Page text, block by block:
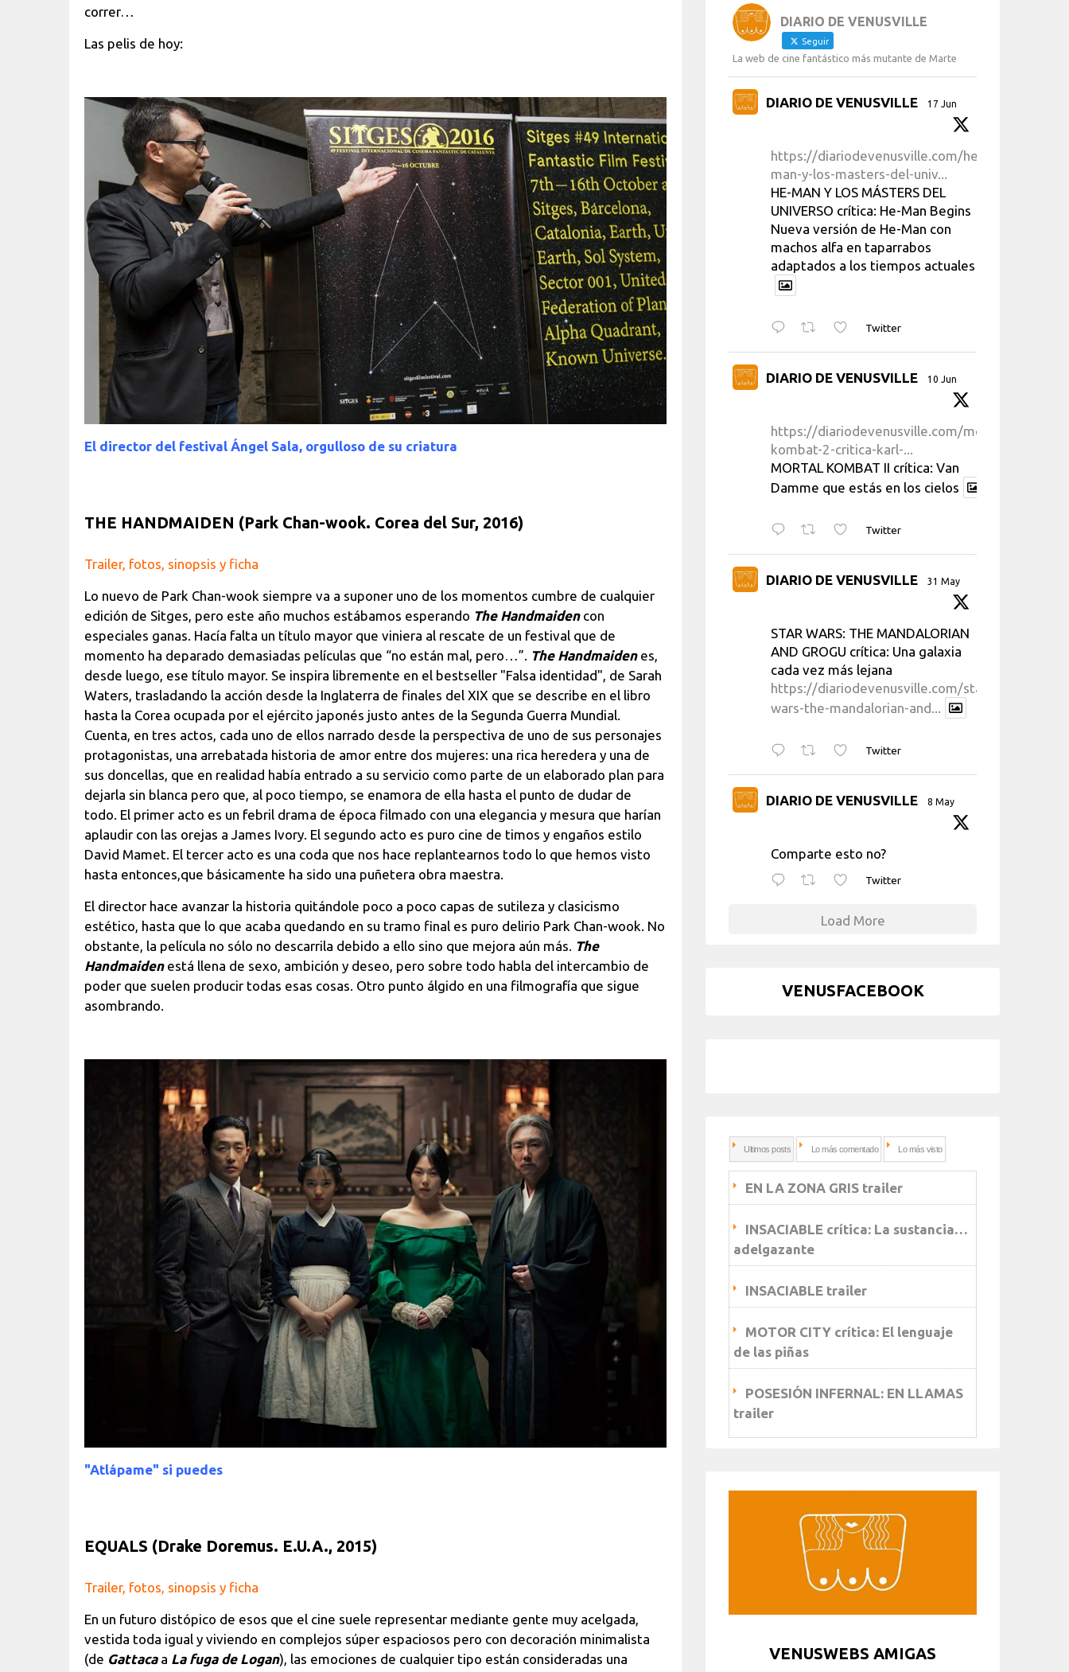
correr…
Las pelis de hoy:
El director del festival Ángel Sala, orgulloso de su criatura
THE HANDMAIDEN (Park Chan-wook. Corea del Sur, 2016)
Trailer, fotos, sinopsis y ficha
Lo nuevo de Park Chan-wook siempre va a suponer uno de los momentos cumbre de cualquier
edición de Sitges, pero este año muchos estábamos esperando The Handmaidencon
especiales ganas. Hacía falta un título mayor que viniera al rescate de un festival que de
momento ha deparado demasiadas películas que “no están mal, pero…”. The Handmaidenes,
desde luego, ese título mayor. Se inspira libremente en el bestseller "Falsa identidad", de Sarah
Waters, trasladando la acción desde la Inglaterra de finales del XIX que se describe en el libro
hasta la Corea ocupada por el ejército japonés justo antes de la Segunda Guerra Mundial.
Cuenta, en tres actos, cada uno de ellos narrado desde la perspectiva de uno de sus personajes
protagonistas, una arrebatada historia de amor entre dos mujeres: una rica heredera y una de
sus doncellas, que en realidad había entrado a su servicio como parte de un elaborado plan para
dejarla sin blanca pero que, al poco tiempo, se enamora de ella hasta el punto de dudar de
todo. El primer acto es un febril drama de época filmado con una elegancia y mesura que harían
aplaudir con las orejas a James Ivory. El segundo acto es puro cine de timos y engaños estilo
David Mamet. El tercer acto es una coda que nos hace replantearnos todo lo que hemos visto
hasta entonces,que básicamente ha sido una puñetera obra maestra.
El director hace avanzar la historia quitándole poco a poco capas de sutileza y clasicismo
estético, hasta que lo que acaba quedando en su tramo final es puro delirio Park Chan-wook. No
obstante, la película no sólo no descarrila debido a ello sino que mejora aún más. The
Handmaidenestá llena de sexo, ambición y deseo, pero sobre todo habla del intercambio de
poder que suelen producir todas esas cosas. Otro punto álgido en una filmografía que sigue
asombrando.
"Atlápame" si puedes
EQUALS (Drake Doremus. E.U.A., 2015)
Trailer, fotos, sinopsis y ficha
En un futuro distópico de esos que el cine suele representar mediante gente muy acelgada,
vestida toda igual y viviendo en complejos súper espaciosos pero con decoración minimalista
(de Gattacaa La fuga de Logan), las emociones de cualquier tipo están consideradas una
DIARIO DE VENUSVILLE
Seguir
La web de cine fantástico más mutante de Marte
DIARIO DE VENUSVILLE 17 Jun
https://diariodevenusville.com/he-
man-y-los-masters-del-univ...
HE-MAN Y LOS MÁSTERS DEL
UNIVERSO crítica: He-Man Begins
Nueva versión de He-Man con
machos alfa en taparrabos
adaptados a los tiempos actuales
Twitter
DIARIO DE VENUSVILLE 10 Jun
https://diariodevenusville.com/mortal-
kombat-2-critica-karl-...
MORTAL KOMBAT II crítica: Van
Damme que estás en los cielos
Twitter
DIARIO DE VENUSVILLE 31 May
STAR WARS: THE MANDALORIAN
AND GROGU crítica: Una galaxia
cada vez más lejana
https://diariodevenusville.com/star-
wars-the-mandalorian-and...
Twitter
DIARIO DE VENUSVILLE 8 May
Comparte esto no?
Twitter
Load More
VENUSFACEBOOK
Ultimos posts Lo más comentado Lo más visto
EN LA ZONA GRIS trailer
INSACIABLE crítica: La sustancia…
adelgazante
INSACIABLE trailer
MOTOR CITY crítica: El lenguaje
de las piñas
POSESIÓN INFERNAL: EN LLAMAS
trailer
VENUSWEBS AMIGAS